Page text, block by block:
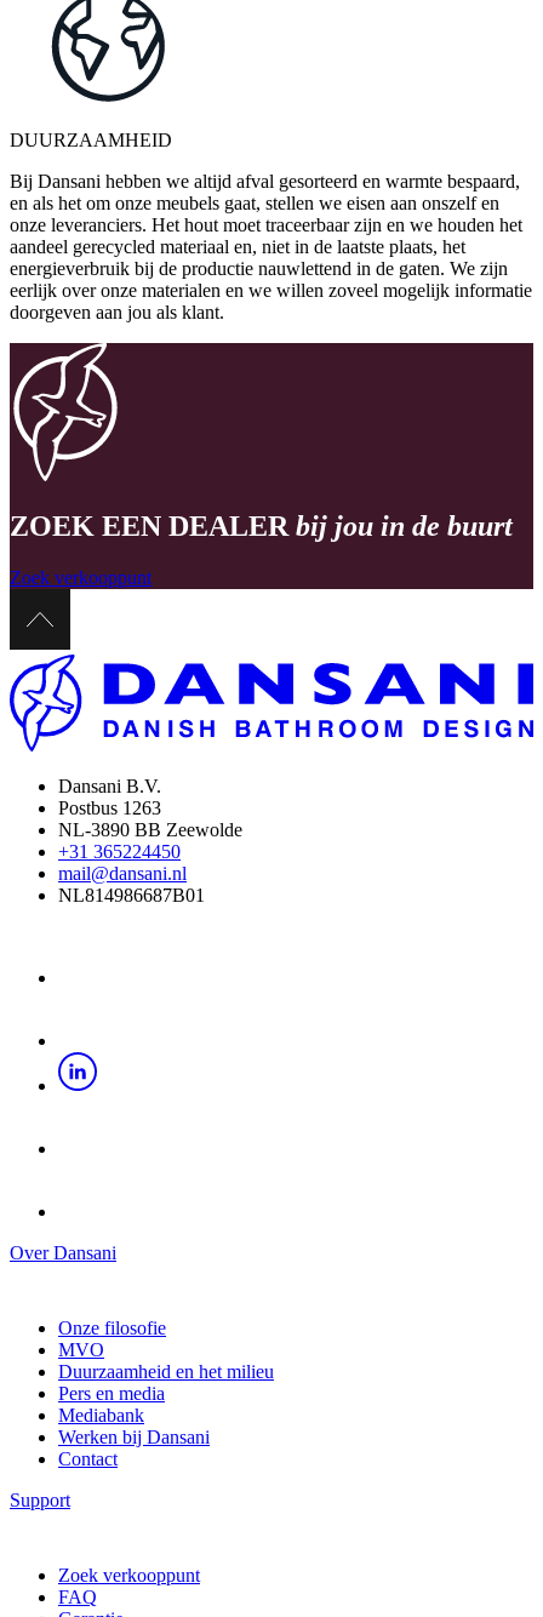
DUURZAAMHEID
Bij Dansani hebben we altijd afval gesorteerd en warmte bespaard,
en als het om onze meubels gaat, stellen we eisen aan onszelf en
onze leveranciers. Het hout moet traceerbaar zijn en we houden het
aandeel gerecycled materiaal en, niet in de laatste plaats, het
energieverbruik bij de productie nauwlettend in de gaten. We zijn
eerlijk over onze materialen en we willen zoveel mogelijk informatie
doorgeven aan jou als klant.
ZOEK EEN DEALER bij jou in de buurt
Zoek verkooppunt
Dansani B.V.
Postbus 1263
NL-3890 BB Zeewolde
+31 365224450
mail@dansani.nl
NL814986687B01
Over Dansani
Onze filosofie
MVO
Duurzaamheid en het milieu
Pers en media
Mediabank
Werken bij Dansani
Contact
Support
Zoek verkooppunt
FAQ